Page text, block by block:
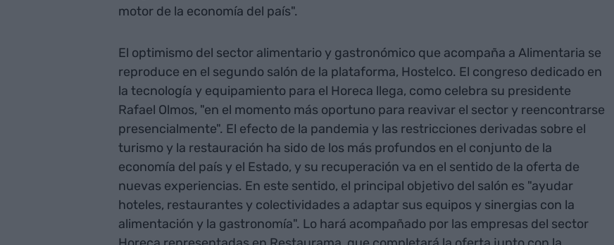
motor de la economía del país".
El optimismo del sector alimentario y gastronómico que acompaña a Alimentaria se
reproduce en el segundo salón de la plataforma, Hostelco. El congreso dedicado en
la tecnología y equipamiento para el Horeca llega, como celebra su presidente
Rafael Olmos, "en el momento más oportuno para reavivar el sector y reencontrarse
presencialmente". El efecto de la pandemia y las restricciones derivadas sobre el
turismo y la restauración ha sido de los más profundos en el conjunto de la
economía del país y el Estado, y su recuperación va en el sentido de la oferta de
nuevas experiencias. En este sentido, el principal objetivo del salón es "ayudar
hoteles, restaurantes y colectividades a adaptar sus equipos y sinergias con la
alimentación y la gastronomía". Lo hará acompañado por las empresas del sector